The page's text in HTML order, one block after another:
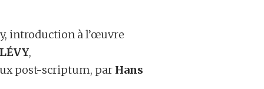
introduction à l’œuvre
,
post-scriptum, par Hans